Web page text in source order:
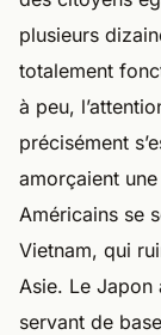
plusieurs
totalement
à peu,
précisément
amorçaient
Américains se
Vietnam, qui
Asie. Le
servant de